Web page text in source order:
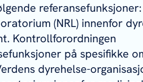
referansefunksjoner:
(NRL) innenfor
Kontrollforordningen
på spesifikke
dyrehelse-